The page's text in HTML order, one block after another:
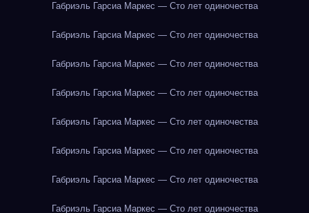
Габриэль Гарсиа Маркес — Сто лет одиночества
Габриэль Гарсиа Маркес — Сто лет одиночества
Габриэль Гарсиа Маркес — Сто лет одиночества
Габриэль Гарсиа Маркес — Сто лет одиночества
Габриэль Гарсиа Маркес — Сто лет одиночества
Габриэль Гарсиа Маркес — Сто лет одиночества
Габриэль Гарсиа Маркес — Сто лет одиночества
Габриэль Гарсиа Маркес — Сто лет одиночества